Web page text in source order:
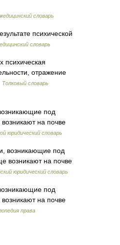
словарь
психической
словарь
психическая
отражение
Толковый словарь
под
на почве
юридический словарь
возникающие под
возникают на почве
юридический словарь
под
на почве
права